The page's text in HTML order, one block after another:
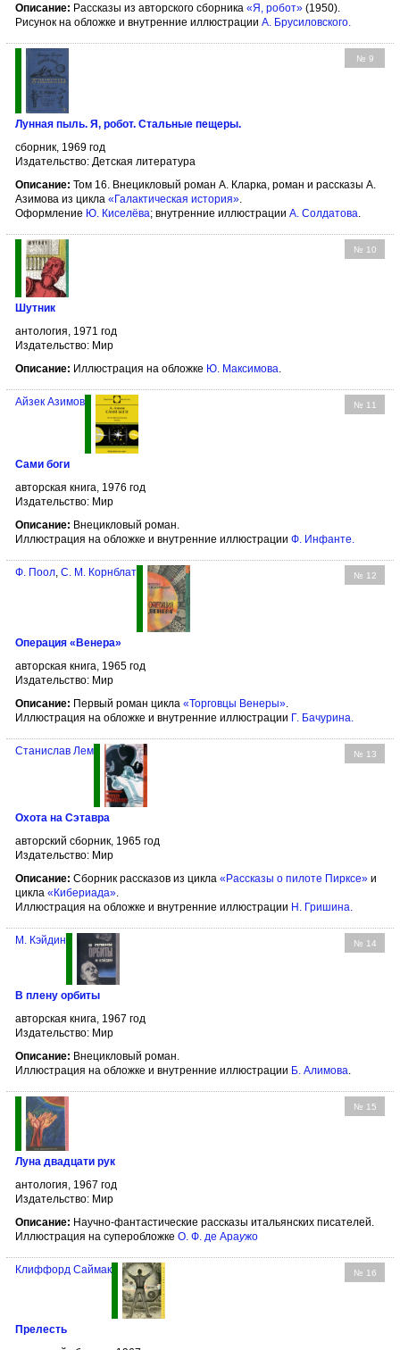
Описание: Рассказы из авторского сборника «Я, робот» (1950).
Рисунок на обложке и внутренние иллюстрации А. Брусиловского
№ 9
Лунная пыль. Я, робот. Стальные пещеры.
сборник, 1969 год
Издательство: Детская литература
Описание: Том 16. Внецикловый роман А. Кларка, роман и рассказы А.
Азимова из цикла «Галактическая история».
Оформление Ю. Киселёва; внутренние иллюстрации А. Солдатова.
№ 10
Шутник
антология, 1971 год
Издательство: Мир
Описание: Иллюстрация на обложке Ю. Максимова.
№ 11
Айзек Азимов
Сами боги
авторская книга, 1976 год
Издательство: Мир
Описание: Внецикловый роман.
Иллюстрация на обложке и внутренние иллюстрации Ф. Инфанте.
№ 12
Ф. Поол, С. М. Корнблат
Операция «Венера»
авторская книга, 1965 год
Издательство: Мир
Описание: Первый роман цикла «Торговцы Венеры»
Иллюстрация на обложке и внутренние иллюстрации Г. Бачурина
№ 13
Станислав Лем
Охота на Сэтавра
авторский сборник, 1965 год
Издательство: Мир
Описание: Сборник рассказов из цикла «Рассказы о пилоте Пирксе» и
цикла «Кибериада».
Иллюстрация на обложке и внутренние иллюстрации Н. Гришина.
№ 14
М. Кэйдин
В плену орбиты
авторская книга, 1967 год
Издательство: Мир
Описание: Внецикловый роман.
Иллюстрация на обложке и внутренние иллюстрации Б. Алимова
№ 15
Луна двадцати рук
антология, 1967 год
Издательство: Мир
Описание: Научно-фантастические рассказы итальянских писателей.
Иллюстрация на суперобложке О. Ф. де Араужо
№ 16
Клиффорд Саймак
Прелесть